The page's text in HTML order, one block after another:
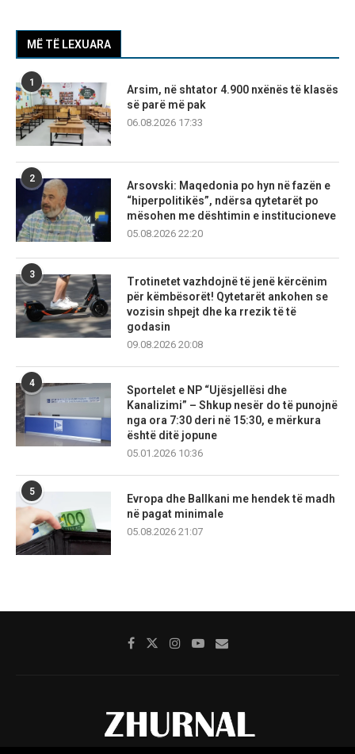
MË TË LEXUARA
1
Arsim, në shtator 4.900 nxënës të klasës
së parë më pak
06.08.2026 17:33
2
Arsovski: Maqedonia po hyn në fazën e
“hiperpolitikës”, ndërsa qytetarët po
mësohen me dështimin e institucioneve
05.08.2026 22:20
3
Trotinetet vazhdojnë të jenë kërcënim
për këmbësorët! Qytetarët ankohen se
vozisin shpejt dhe ka rrezik të të
godasin
09.08.2026 20:08
4
Sportelet e NP “Ujësjellësi dhe
Kanalizimi” – Shkup nesër do të punojnë
nga ora 7:30 deri në 15:30, e mërkura
është ditë jopune
05.01.2026 10:36
5
Evropa dhe Ballkani me hendek të madh
në pagat minimale
05.08.2026 21:07